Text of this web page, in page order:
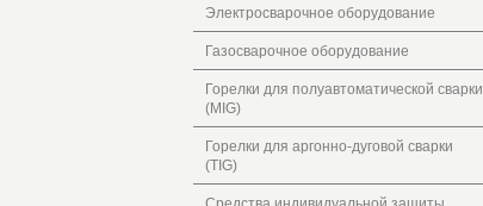
Электросварочное оборудование
Газосварочное оборудование
Горелки для полуавтоматической сварки
(MIG)
Горелки для аргонно-дуговой сварки
(TIG)